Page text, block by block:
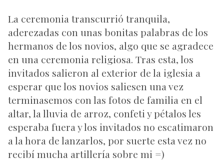
La ceremonia transcurrió tranquila,
aderezadas con unas bonitas palabras de los
hermanos de los novios, algo que se agradece
en una ceremonia religiosa. Tras esta, los
invitados salieron al exterior de la iglesia a
esperar que los novios saliesen una vez
terminasemos con las fotos de familia en el
altar, la lluvia de arroz, confeti y pétalos les
esperaba fuera y los invitados no escatimaron
a la hora de lanzarlos, por suerte esta vez no
recibí mucha artillería sobre mi =)